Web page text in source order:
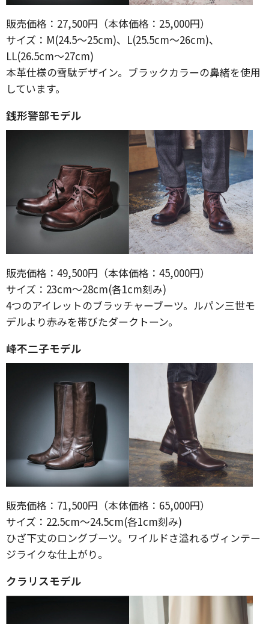
販売価格：27,500円（本体価格：25,000円）
サイズ：M(24.5～25cm)、L(25.5cm～26cm)、
LL(26.5cm～27cm)
本革仕様の雪駄デザイン。ブラックカラーの鼻緒を使用
しています。
銭形警部モデル
販売価格：49,500円（本体価格：45,000円）
サイズ：23cm～28cm(各1cm刻み)
4つのアイレットのブラッチャーブーツ。ルパン三世モ
デルより赤みを帯びたダークトーン。
峰不二子モデル
販売価格：71,500円（本体価格：65,000円）
サイズ：22.5cm～24.5cm(各1cm刻み)
ひざ下丈のロングブーツ。ワイルドさ溢れるヴィンテー
ジライクな仕上がり。
クラリスモデル